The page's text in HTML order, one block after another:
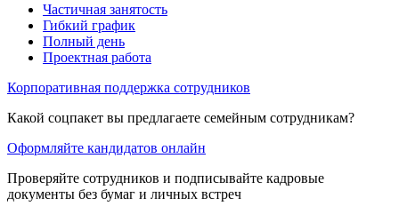
Частичная занятость
Гибкий график
Полный день
Проектная работа
Корпоративная поддержка сотрудников
Какой соцпакет вы предлагаете семейным сотрудникам?
Оформляйте кандидатов онлайн
Проверяйте сотрудников и подписывайте кадровые
документы без бумаг и личных встреч